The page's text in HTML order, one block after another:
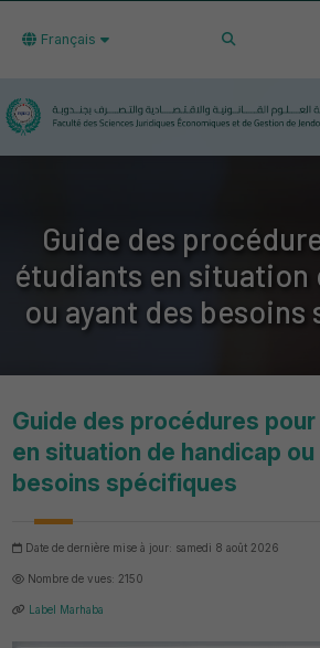
Français
Guide des
étudiants en situation
ou ayant des
Guide des procédures
en situation de handicap
besoins spécifiques
Date de dernière mise à jour: samedi 8 août 2026
Nombre de vues: 2150
Label Marhaba